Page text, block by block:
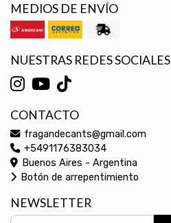
MEDIOS DE ENVÍO
NUESTRAS REDES SOCIALES
CONTACTO
fragandecants@gmail.com
+5491176383034
Buenos Aires - Argentina
Botón de arrepentimiento
NEWSLETTER